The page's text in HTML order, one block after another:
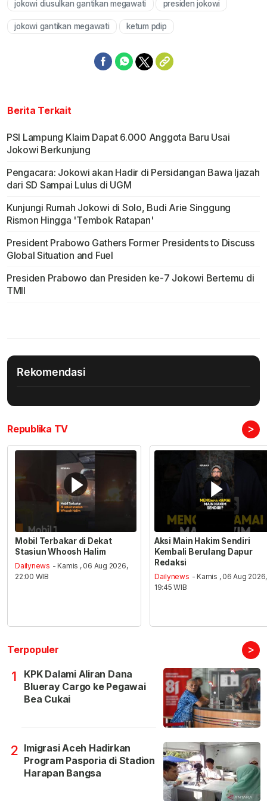
Mute
jokowi diusulkan gantikan megawati presiden jokowi
jokowi gantikan megawati ketum pdip
Berita Terkait
PSI Lampung Klaim Dapat 6.000 Anggota Baru Usai
Jokowi Berkunjung
Pengacara: Jokowi akan Hadir di Persidangan Bawa Ijazah
dari SD Sampai Lulus di UGM
Kunjungi Rumah Jokowi di Solo, Budi Arie Singgung
Rismon Hingga 'Tembok Ratapan'
President Prabowo Gathers Former Presidents to Discuss
Global Situation and Fuel
Presiden Prabowo dan Presiden ke-7 Jokowi Bertemu di
TMII
Rekomendasi
Republika TV >
Mobil Terbakar di Dekat
Stasiun Whoosh Halim
Dailynews - Kamis , 06 Aug 2026,
22:00 WIB
Aksi Main Hakim Sendiri
Kembali Berulang Dapur
Redaksi
Dailynews - Kamis , 06 Aug 2026,
19:45 WIB
Terpopuler >
1
KPK Dalami Aliran Dana
Blueray Cargo ke Pegawai
Bea Cukai
2 Imigrasi Aceh Hadirkan
Program Pasporia di Stadion
Harapan Bangsa